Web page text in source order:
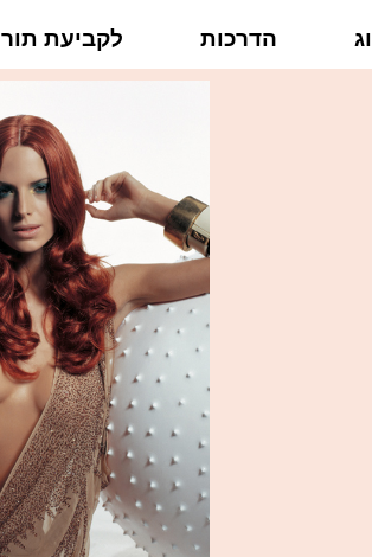
הדרכות לקביעת תור